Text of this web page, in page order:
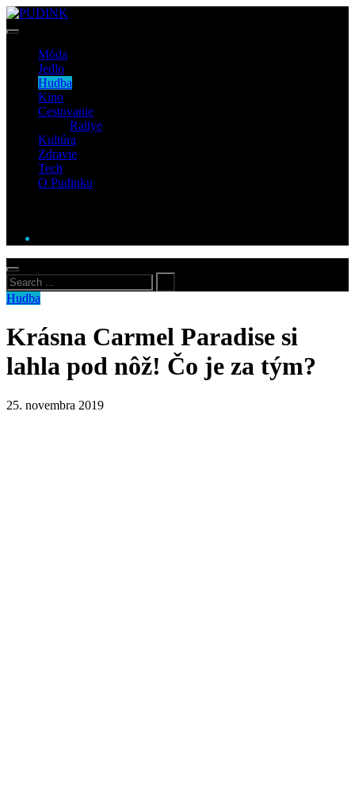
Móda
Jedlo
Hudba
Kino
Cestovanie
Rallye
Kultúra
Zdravie
Tech
O Pudinku
Hudba
Krásna Carmel Paradise si
lahla pod nôž! Čo je za tým?
25. novembra 2019